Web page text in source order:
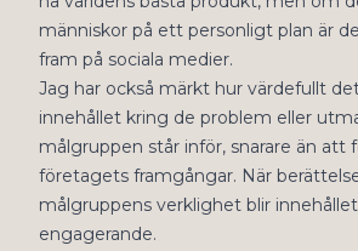
människor på ett personligt plan är
fram på sociala medier.
Jag har också märkt hur värdefullt
innehållet kring de problem eller
målgruppen står inför, snarare än att
företagets framgångar. När
målgruppens verklighet blir
engagerande.